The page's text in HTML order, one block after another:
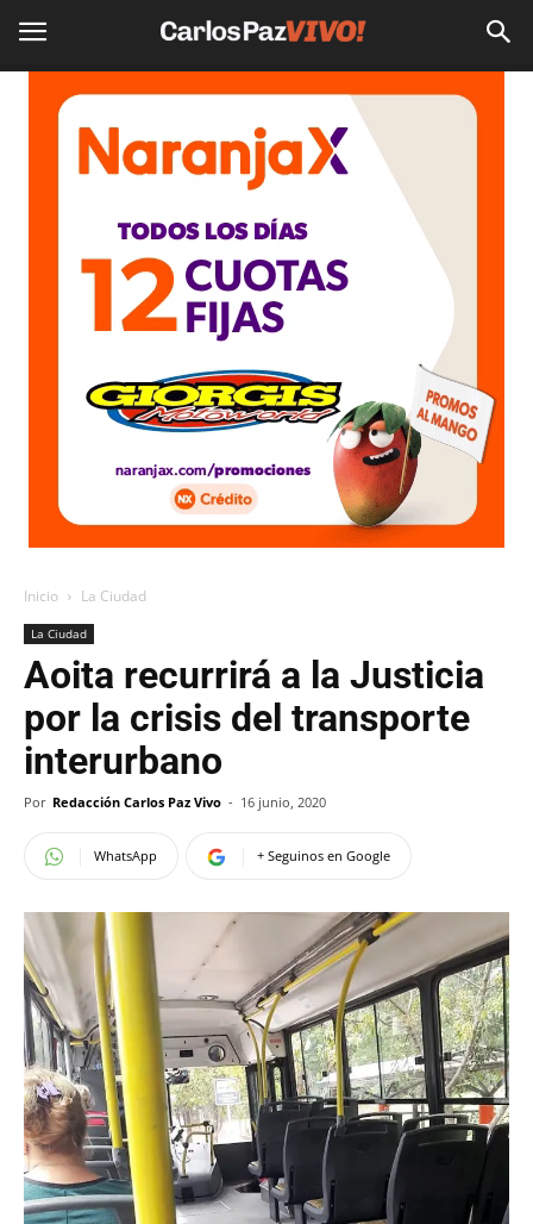
Inicio La Ciudad
La Ciudad
Aoita recurrirá a la Justicia
por la crisis del transporte
interurbano
Por Redacción Carlos Paz Vivo - 16 junio, 2020
WhatsApp + Seguinos en Google